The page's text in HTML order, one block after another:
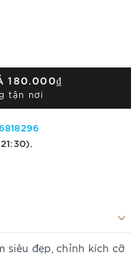
180.000₫
tận nơi
siêu đẹp, chỉnh kích cỡ